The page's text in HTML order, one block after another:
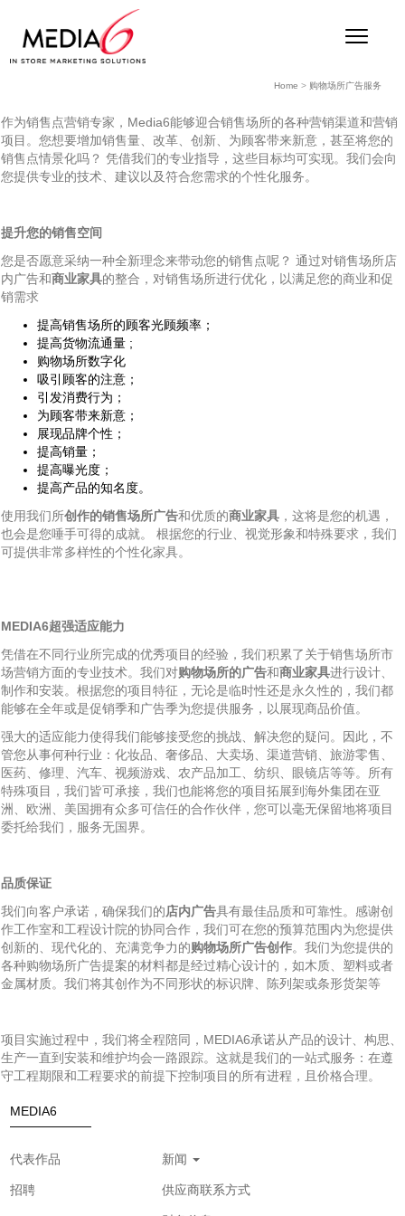
Home > 购物场所广告服务
作为销售点营销专家，Media6能够迎合销售场所的各种营销渠道和营销
项目。您想要增加销售量、改革、创新、为顾客带来新意，甚至将您的
销售点情景化吗？ 凭借我们的专业指导，这些目标均可实现。我们会向
您提供专业的技术、建议以及符合您需求的个性化服务。
提升您的销售空间
您是否愿意采纳一种全新理念来带动您的销售点呢？ 通过对销售场所店
内广告和商业家具的整合，对销售场所进行优化，以满足您的商业和促
销需求
提高销售场所的顾客光顾频率；
提高货物流通量 ;
购物场所数字化
吸引顾客的注意；
引发消费行为；
为顾客带来新意；
展现品牌个性；
提高销量；
提高曝光度；
提高产品的知名度。
使用我们所创作的销售场所广告和优质的商业家具 ，这将是您的机遇，
也会是您唾手可得的成就。 根据您的行业、视觉形象和特殊要求，我们
可提供非常多样性的个性化家具。
MEDIA6超强适应能力
凭借在不同行业所完成的优秀项目的经验，我们积累了关于销售场所市
场营销方面的专业技术。我们对购物场所的广告和商业家具进行设计、
制作和安装。根据您的项目特征，无论是临时性还是永久性的，我们都
能够在全年或是促销季和广告季为您提供服务，以展现商品价值。
强大的适应能力使得我们能够接受您的挑战、解决您的疑问。因此，不
管您从事何种行业：化妆品、奢侈品、大卖场、渠道营销、旅游零售、
医药、修理、汽车、视频游戏、农产品加工、纺织、眼镜店等等。所有
特殊项目，我们皆可承接，我们也能将您的项目拓展到海外集团在亚
洲、欧洲、美国拥有众多可信任的合作伙伴，您可以毫无保留地将项目
委托给我们，服务无国界。
品质保证
我们向客户承诺，确保我们的店内广告具有最佳品质和可靠性。感谢创
作工作室和工程设计院的协同合作，我们可在您的预算范围内为您提供
创新的、现代化的、充满竞争力的购物场所广告创作。我们为您提供的
各种购物场所广告提案的材料都是经过精心设计的，如木质、塑料或者
金属材质。我们将其创作为不同形状的标识牌、陈列架或条形货架等
项目实施过程中，我们将全程陪同，MEDIA6承诺从产品的设计、构思、
生产一直到安装和维护均会一路跟踪。这就是我们的一站式服务：在遵
守工程期限和工程要求的前提下控制项目的所有进程，且价格合理。
MEDIA6
代表作品 新闻
招聘 供应商联系方式